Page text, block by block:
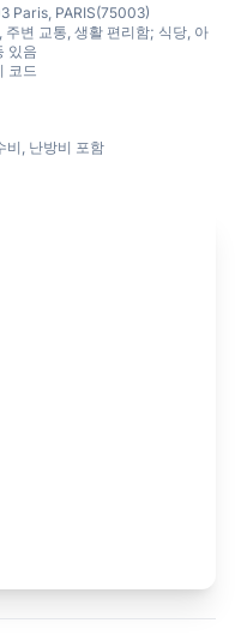
Paris, PARIS(75003)
변 교통, 생활 편리함; 식당, 아
있음
코드
비, 난방비 포함